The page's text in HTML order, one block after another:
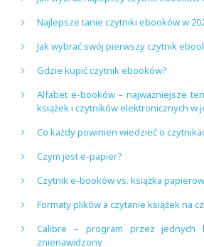
Najlepsze tanie czytniki ebooków w
Jak wybrać swój pierwszy czytnik
Gdzie kupić czytnik ebooków?
Alfabet e-booków – najważniejsze
książek i czytników elektronicznych w
Co każdy powinien wiedzieć o
Czym jest e-papier?
Czytnik e-booków vs. książka
Formaty plików a czytanie książek na
Calibre – program przez jednych
znienawidzony